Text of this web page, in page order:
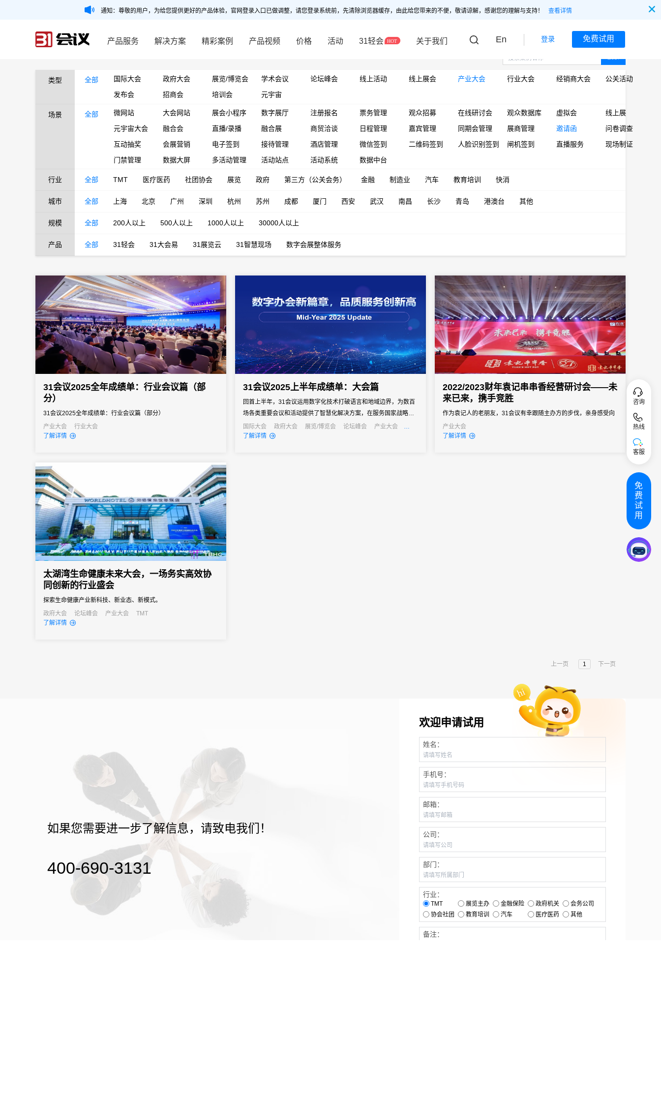
通知：尊敬的用户，为给您提供更好的产品体验，官网登录入口已做调整，请您登录系统前，先清除浏览器缓存，由此给您带来的不便，敬请谅解，感谢您的理解与支持！ 查看详情
产品服务 解决方案 精彩案例 产品视频 价格 活动 31轻会 关于我们 En 登录 免费试用
类型 全部 国际大会 政府大会 展览/博览会 学术会议 论坛峰会 线上活动 线上展会 产业大会 行业大会 经销商大会
公关活动
发布会
招商会 培训会 元宇宙
场景 全部 微网站 大会网站 展会小程序 数字展厅 注册报名 票务管理 观众招募 在线研讨会 观众数据库 虚拟会
线上展
元宇宙大会
融合会 直播/录播 融合展 商贸洽谈 日程管理 嘉宾管理 同期会管理 展商管理 邀请函
问卷调查
互动抽奖
会展营销 电子签到 接待管理 酒店管理 微信签到 二维码签到 人脸识别签到 闸机签到 直播服务
现场制证
门禁管理
数据大屏 多活动管理 活动站点 活动系统 数据中台
行业 全部 TMT 医疗医药 社团协会 展览 政府 第三方（公关会务） 金融 制造业 汽车 教育培训 快消
城市 全部 上海 北京 广州 深圳 杭州 苏州 成都 厦门 西安 武汉 南昌 长沙 青岛 港澳台 其他
规模 全部 200人以上 500人以上 1000人以上 30000人以上
产品 全部 31轻会 31大会易 31展览云 31智慧现场 数字会展整体服务
31会议2025全年成绩单：行业会议篇（部
分）
31会议2025全年成绩单：行业会议篇（部分）
产业大会
行业大会
了解详情
31会议2025上半年成绩单：大会篇
回首上半年，31会议运用数字化技术打破语言和地域边界，为数百
场各类重要会议和活动提供了智慧化解决方案，在服务国家战略、
促进国际合作、推动产业发展中发挥了重要的数字化支撑作用。年
中之际，让我们一同回顾上半年的精彩案例，探寻数字化服务如何
国际大会 政府大会 展览/博览会 论坛峰会
产业大会
行业大会
经销商大会
了解详情
2022/2023财年袁记串串香经营研讨会——未
来已来，携手竞胜
作为袁记人的老朋友，31会议有幸跟随主办方的步伐，亲身感受向
深扎根的袁记文化，同时以数字化技术赋能会议举办。掌上微站、
智慧通知、现场签到制证以及手持机用餐签到等服务，优化会议服
产业大会
了解详情
太湖湾生命健康未来大会，一场务实高效协
同创新的行业盛会
探索生命健康产业新科技、新业态、新模式。
政府大会
论坛峰会 产业大会
TMT
了解详情
上一页 1 下一页
如果您需要进一步了解信息，请致电我们！
400-690-3131
欢迎申请试用
姓名：
手机号：
邮箱：
公司：
部门：
行业：
TMT 展览主办 金融保险 政府机关
会务公司
协会社团
教育培训 汽车 医疗医药 其他
备注：
咨询
热线
客服
免
费
试
用